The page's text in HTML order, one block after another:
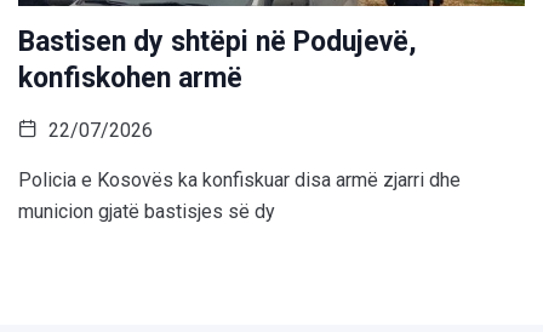
Bastisen dy shtëpi në Podujevë,
konfiskohen armë
22/07/2026
Policia e Kosovës ka konfiskuar disa armë zjarri dhe
municion gjatë bastisjes së dy